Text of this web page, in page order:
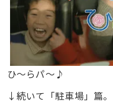
ひ～らパ～♪
↓続いて「駐車場」篇。